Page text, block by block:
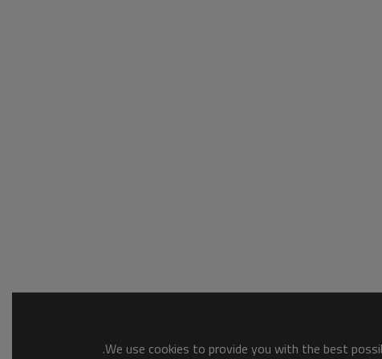
We use cookies to provide you with the best